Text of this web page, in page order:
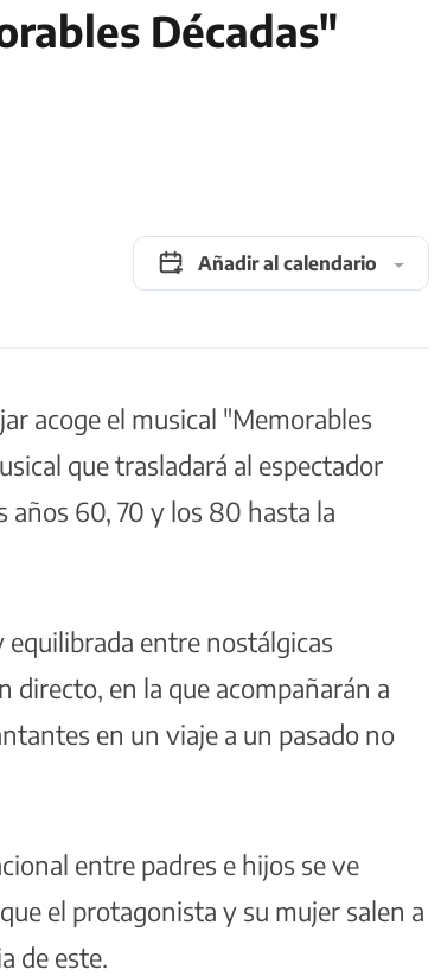
Décadas"
Añadir al calendario
acoge el musical "Memorables
que trasladará al espectador
años 60, 70 y los 80 hasta la
entre nostálgicas
directo, en la que acompañarán a
en un viaje a un pasado no
entre padres e hijos se ve
el protagonista y su mujer salen a
de este.